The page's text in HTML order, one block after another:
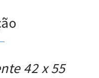
42 x 55